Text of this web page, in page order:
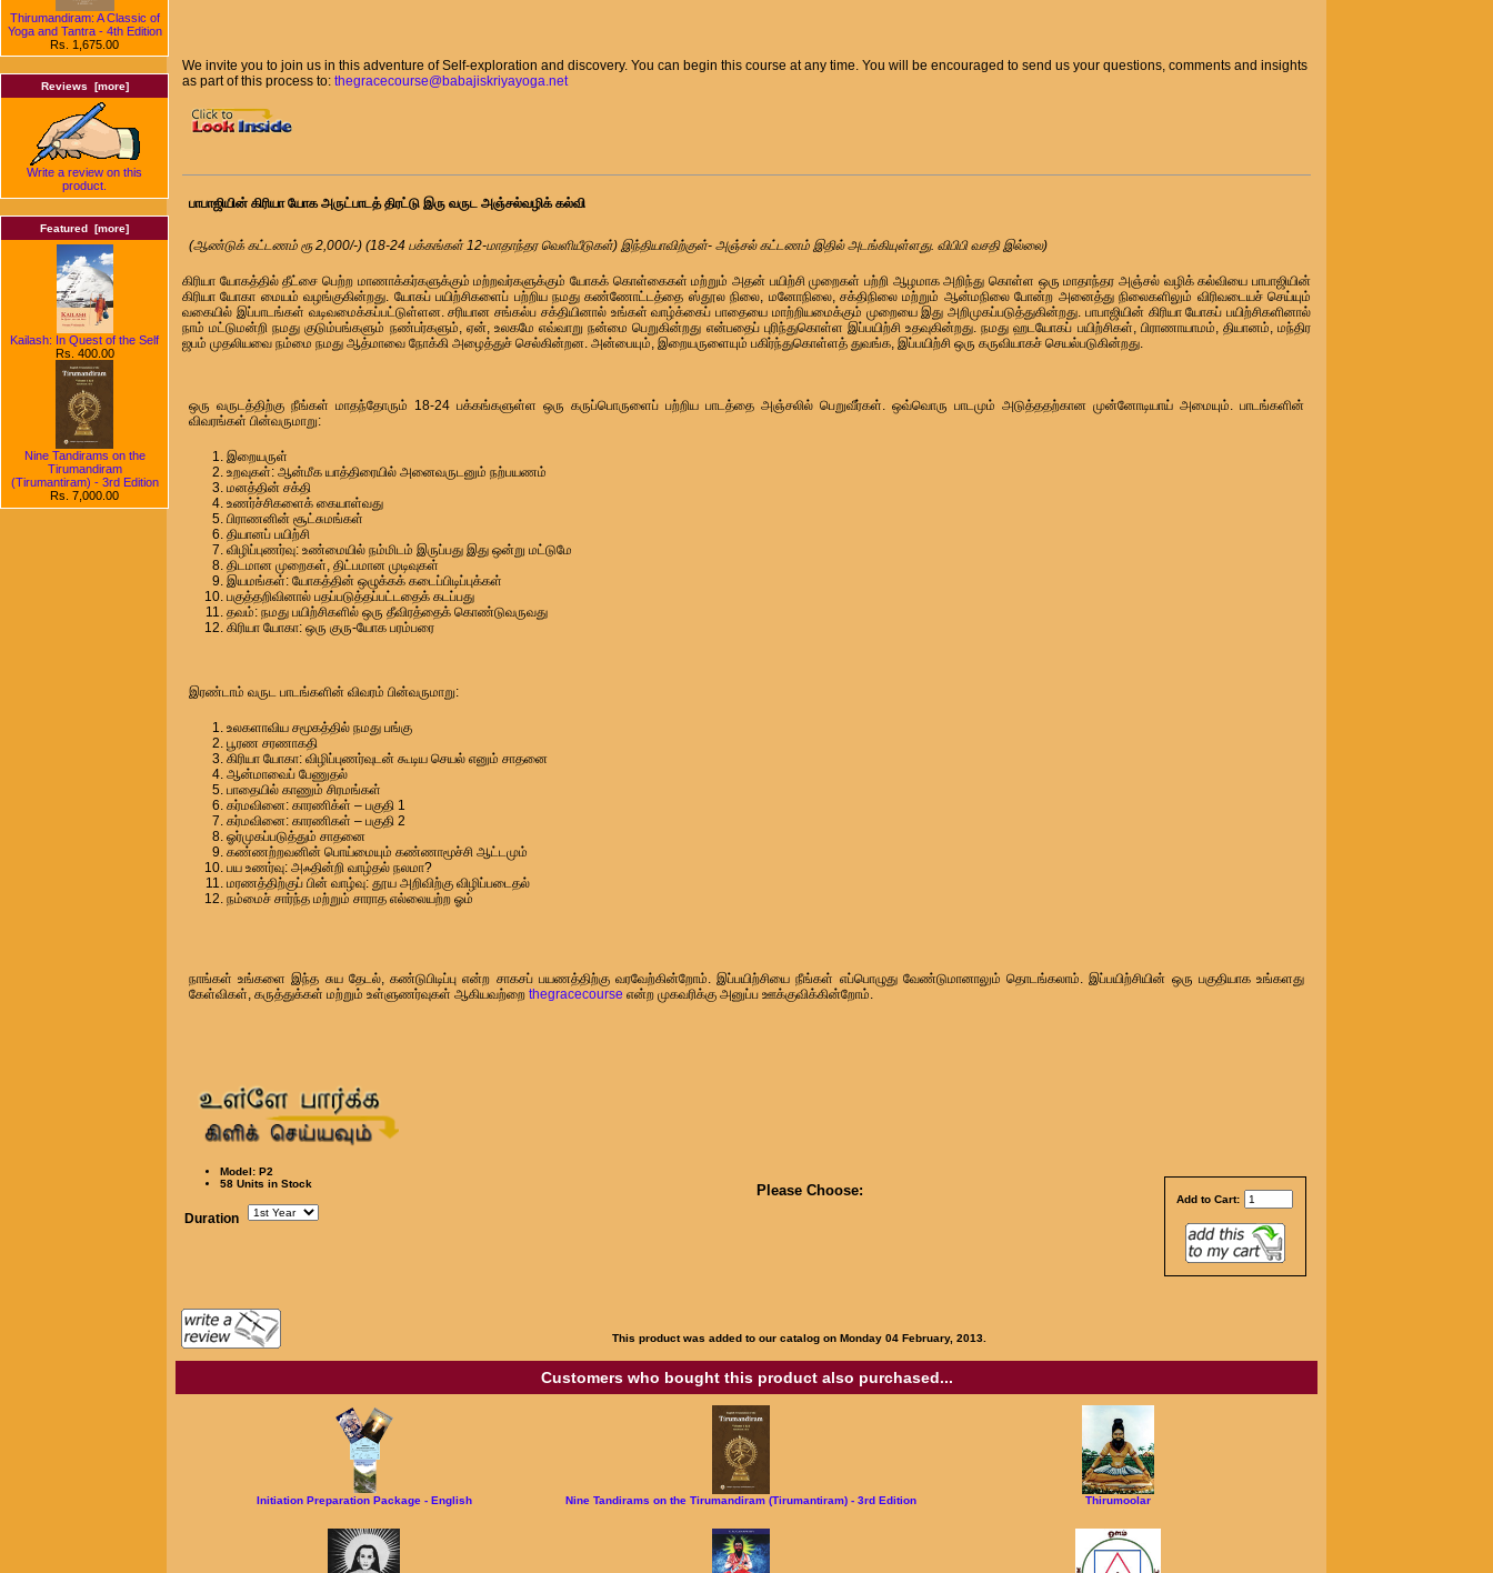
Thirumandiram: A Classic of
Yoga and Tantra - 4th Edition
Rs. 1,675.00
Reviews [more]
Write a review on this
product.
Featured [more]
Kailash: In Quest of the Self
Rs. 400.00
Nine Tandirams on the
Tirumandiram
(Tirumantiram) - 3rd Edition
Rs. 7,000.00
We invite you to join us in this adventure of Self-exploration and discovery. You can begin this course at any time. You will be encouraged to send us your questions, comments and insights
as part of this process to: thegracecourse@babajiskriyayoga.net
பாபாஜியின் கிரியா யோக அருட்பாடத் திரட்டு இரு வருட அஞ்சல்வழிக் கல்வி
(ஆண்டுக் கட்டணம் ரூ 2,000/-) (18-24 பக்கங்கள் 12-மாதாந்தர வெளியீடுகள்) இந்தியாவிற்குள்- அஞ்சல் கட்டணம் இதில் அடங்கியுள்ளது. விபிபி வசதி இல்லை)
கிரியா யோகத்தில் தீட்சை பெற்ற மாணாக்கர்களுக்கும் மற்றவர்களுக்கும் யோகக் கொள்கைகள் மற்றும் அதன் பயிற்சி முறைகள் பற்றி ஆழமாக அறிந்து கொள்ள ஒரு மாதாந்தர அஞ்சல் வழிக் கல்வியை பாபாஜியின்
கிரியா யோகா மையம் வழங்குகின்றது. யோகப் பயிற்சிகளைப் பற்றிய நமது கண்ணோட்டத்தை ஸ்தூல நிலை, மனோநிலை, சக்திநிலை மற்றும் ஆன்மநிலை போன்ற அனைத்து நிலைகளிலும் விரிவடையச் செய்யும்
வகையில் இப்பாடங்கள் வடிவமைக்கப்பட்டுள்ளன. சரியான சங்கல்ப சக்தியினால் உங்கள் வாழ்க்கைப் பாதையை மாற்றியமைக்கும் முறையை இது அறிமுகப்படுத்துகின்றது. பாபாஜியின் கிரியா யோகப் பயிற்சிகளினால்
நாம் மட்டுமன்றி நமது குடும்பங்களும் நண்பர்களும், ஏன், உலகமே எவ்வாறு நன்மை பெறுகின்றது என்பதைப் புரிந்துகொள்ள இப்பயிற்சி உதவுகின்றது. நமது ஹடயோகப் பயிற்சிகள், பிராணாயாமம், தியானம், மந்திர
ஜபம் முதலியவை நம்மை நமது ஆத்மாவை நோக்கி அழைத்துச் செல்கின்றன. அன்பையும், இறையருளையும் பகிர்ந்துகொள்ளத் துவங்க, இப்பயிற்சி ஒரு கருவியாகச் செயல்படுகின்றது.
ஒரு வருடத்திற்கு நீங்கள் மாதந்தோரும் 18-24 பக்கங்களுள்ள ஒரு கருப்பொருளைப் பற்றிய பாடத்தை அஞ்சலில் பெறுவீர்கள். ஒவ்வொரு பாடமும் அடுத்ததற்கான முன்னோடியாய் அமையும். பாடங்களின்
விவரங்கள் பின்வருமாறு:
இறையருள்
உறவுகள்: ஆன்மீக யாத்திரையில் அனைவருடனும் நற்பயணம்
மனத்தின் சக்தி
உணர்ச்சிகளைக் கையாள்வது
பிராணனின் சூட்சுமங்கள்
தியானப் பயிற்சி
விழிப்புணர்வு: உண்மையில் நம்மிடம் இருப்பது இது ஒன்று மட்டுமே
திடமான முறைகள், திட்பமான முடிவுகள்
இயமங்கள்: யோகத்தின் ஒழுக்கக் கடைப்பிடிப்புக்கள்
பகுத்தறிவினால் பதப்படுத்தப்பட்டதைக் கடப்பது
தவம்: நமது பயிற்சிகளில் ஒரு தீவிரத்தைக் கொண்டுவருவது
கிரியா யோகா: ஒரு குரு-யோக பரம்பரை
இரண்டாம் வருட பாடங்களின் விவரம் பின்வருமாறு:
உலகளாவிய சமூகத்தில் நமது பங்கு
பூரண சரணாகதி
கிரியா யோகா: விழிப்புணர்வுடன் கூடிய செயல் எனும் சாதனை
ஆன்மாவைப் பேணுதல்
பாதையில் காணும் சிரமங்கள்
கர்மவினை: காரணிக்ள் – பகுதி 1
கர்மவினை: காரணிகள் – பகுதி 2
ஓர்முகப்படுத்தும் சாதனை
கண்ணற்றவனின் பொய்மையும் கண்ணாமூச்சி ஆட்டமும்
பய உணர்வு: அஃதின்றி வாழ்தல் நலமா?
மரணத்திற்குப் பின் வாழ்வு: தூய அறிவிற்கு விழிப்படைதல்
நம்மைச் சார்ந்த மற்றும் சாராத எல்லையற்ற ஓம்
நாங்கள் உங்களை இந்த சுய தேடல், கண்டுபிடிப்பு என்ற சாகசப் பயணத்திற்கு வரவேற்கின்றோம். இப்பயிற்சியை நீங்கள் எப்பொழுது வேண்டுமானாலும் தொடங்கலாம். இப்பயிற்சியின் ஒரு பகுதியாக உங்களது
கேள்விகள், கருத்துக்கள் மற்றும் உள்ளுணர்வுகள் ஆகியவற்றை thegracecourse என்ற முகவரிக்கு அனுப்ப ஊக்குவிக்கின்றோம்.
Add to Cart:
Model: P2
58 Units in Stock
Please Choose:
Duration
This product was added to our catalog on Monday 04 February, 2013.
Customers who bought this product also purchased...
Initiation Preparation Package - English Nine Tandirams on the Tirumandiram (Tirumantiram) - 3rd Edition Thirumoolar